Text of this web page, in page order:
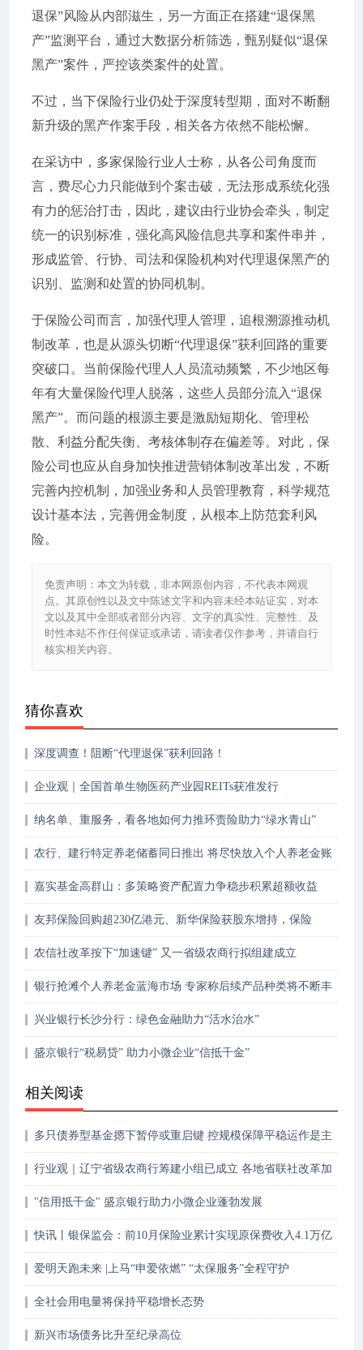
退保”风险从内部滋生，另一方面正在搭建“退保黑
产”监测平台，通过大数据分析筛选，甄别疑似“退保
黑产”案件，严控该类案件的处置。
不过，当下保险行业仍处于深度转型期，面对不断翻
新升级的黑产作案手段，相关各方依然不能松懈。
在采访中，多家保险行业人士称，从各公司角度而
言，费尽心力只能做到个案击破，无法形成系统化强
有力的惩治打击，因此，建议由行业协会牵头，制定
统一的识别标准，强化高风险信息共享和案件串并，
形成监管、行协、司法和保险机构对代理退保黑产的
识别、监测和处置的协同机制。
于保险公司而言，加强代理人管理，追根溯源推动机
制改革，也是从源头切断“代理退保”获利回路的重要
突破口。当前保险代理人人员流动频繁，不少地区每
年有大量保险代理人脱落，这些人员部分流入“退保
黑产”。而问题的根源主要是激励短期化、管理松
散、利益分配失衡、考核体制存在偏差等。对此，保
险公司也应从自身加快推进营销体制改革出发，不断
完善内控机制，加强业务和人员管理教育，科学规范
设计基本法，完善佣金制度，从根本上防范套利风
险。
免责声明：本文为转载，非本网原创内容，不代表本网观
点。其原创性以及文中陈述文字和内容未经本站证实，对本
文以及其中全部或者部分内容、文字的真实性、完整性、及
时性本站不作任何保证或承诺，请读者仅作参考，并请自行
核实相关内容。
猜你喜欢
深度调查！阻断“代理退保”获利回路！
企业观｜全国首单生物医药产业园REITs获准发行
纳名单、重服务，看各地如何力推环责险助力“绿水青山”
农行、建行特定养老储蓄同日推出 将尽快放入个人养老金账
嘉实基金高群山：多策略资产配置力争稳步积累超额收益
友邦保险回购超230亿港元、新华保险获股东增持，保险
农信社改革按下“加速键” 又一省级农商行拟组建成立
银行抢滩个人养老金蓝海市场 专家称后续产品种类将不断丰
兴业银行长沙分行：绿色金融助力“活水治水”
盛京银行“税易贷” 助力小微企业“信抵千金”
相关阅读
多只债券型基金摁下暂停或重启键 控规模保障平稳运作是主
行业观｜辽宁省级农商行筹建小组已成立 各地省联社改革加
"信用抵千金" 盛京银行助力小微企业蓬勃发展
快讯丨银保监会：前10月保险业累计实现原保费收入4.1万亿
爱明天跑未来 |上马“申爱依燃” “太保服务”全程守护
全社会用电量将保持平稳增长态势
新兴市场债务比升至纪录高位